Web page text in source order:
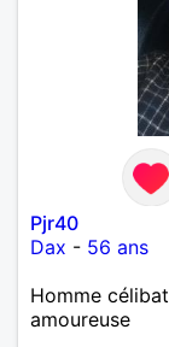
Pjr40
Dax - 56 ans
Homme
amoureuse